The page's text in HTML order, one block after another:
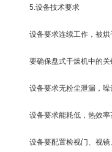
5.设备技术要求
设备要求连续工作，被烘
要确保盘式干燥机中的关
设备要求无粉尘泄漏，噪
设备要求能耗低，热效率
设备要配置检视门、视镜